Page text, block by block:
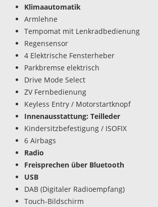
Klimaautomatik
Armlehne
Tempomat mit Lenkradbedienung
Regensensor
4 Elektrische Fensterheber
Parkbremse elektrisch
Drive Mode Select
ZV Fernbedienung
Keyless Entry / Motorstartknopf
Innenausstattung: Teilleder
Kindersitzbefestigung / ISOFIX
6 Airbags
Radio
Freisprechen über Bluetooth
USB
DAB (Digitaler Radioempfang)
Touch-Bildschirm